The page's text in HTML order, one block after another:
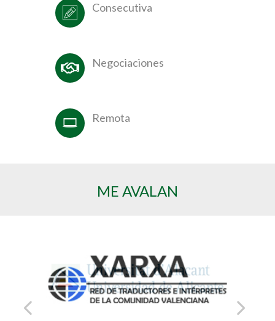
Consecutiva
Negociaciones
Remota
ME AVALAN